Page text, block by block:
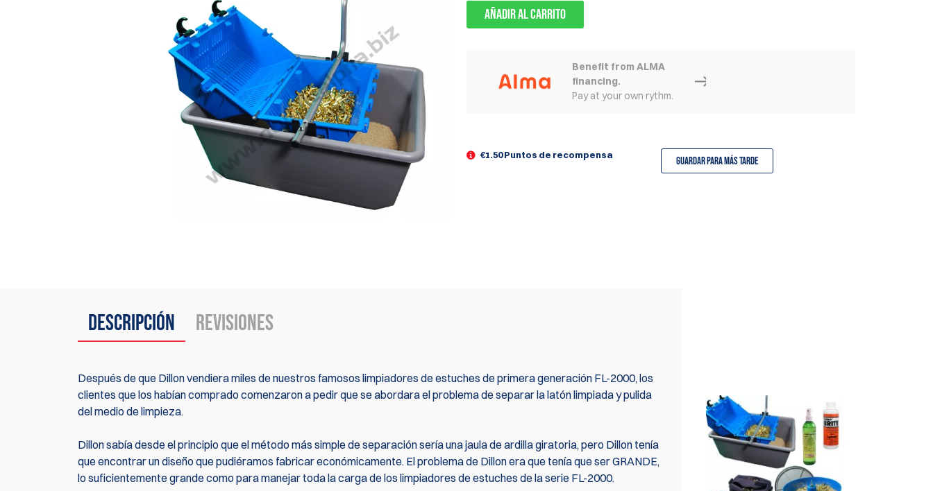
Añadir al carrito
Benefit from ALMA
financing.
Pay at your own rythm.
€1.50 Puntos de recompensa Guardar para más tarde
Descripción Revisiones
Después de que Dillon vendiera miles de nuestros famosos limpiadores de estuches de primera generación FL-2000, los
clientes que los habían comprado comenzaron a pedir que se abordara el problema de separar la latón limpiada y pulida
del medio de limpieza.
Dillon sabía desde el principio que el método más simple de separación sería una jaula de ardilla giratoria, pero Dillon tenía
que encontrar un diseño que pudiéramos fabricar económicamente. El problema de Dillon era que tenía que ser GRANDE,
lo suficientemente grande como para manejar toda la carga de los limpiadores de estuches de la serie FL-2000.